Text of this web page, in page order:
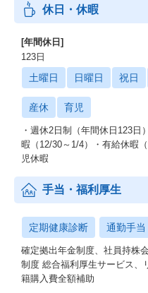
休日・休暇
[年間休日]
123日
土曜日 日曜日 祝日
産休 育児
・週休2日制（年間休日123
暇（12/30～1/4）・有給休暇
児休暇
手当・福利厚生
定期健康診断 通勤手当
確定拠出年金制度、社員持株
制度 総合福利厚生サービス、
籍購入費全額補助